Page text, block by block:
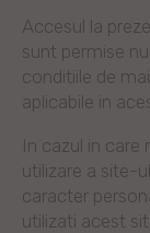
Accesul la
sunt permise
conditiile de
aplicabile in
In cazul in care
utilizare a site-
caracter
utilizati acest